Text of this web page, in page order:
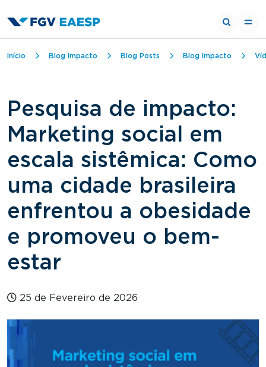
Trilha de navegação
Início Blog Impacto Blog Posts Blog Impacto
Pesquisa de impacto:
Marketing social em
escala sistêmica: Como
uma cidade brasileira
enfrentou a obesidade
e promoveu o bem-
estar
25 de Fevereiro de 2026